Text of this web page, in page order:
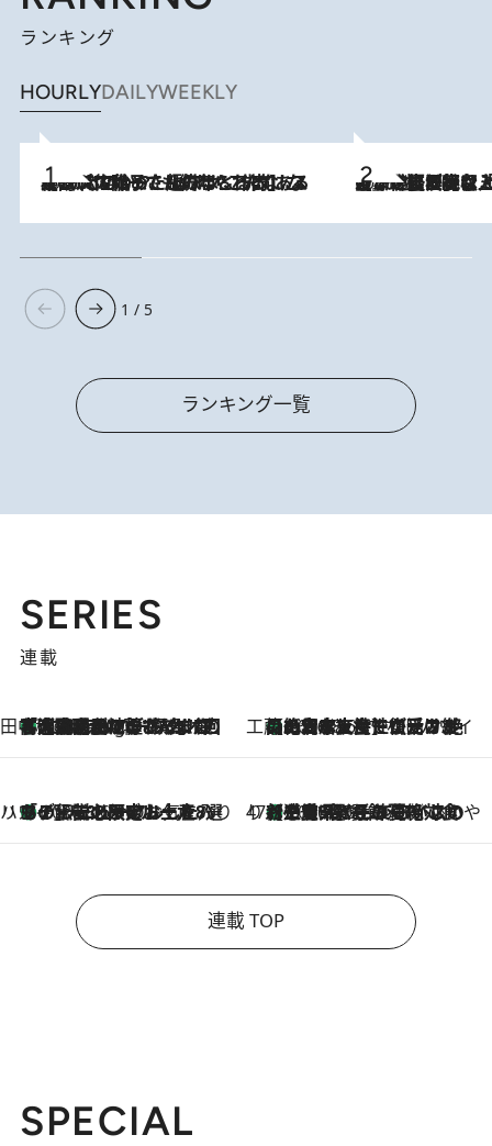
ランキング
HOURLYDAILYWEEKLY
2026.8.5
【阿川佐和子さんの年とる力】なぜ70代で始めた趣味は“こんなに楽しい”のか？ ピアノ、俳句…スランプに陥っても続けられる“ある秘訣”とは 2026.8.5
【なぜ吉沢亮は「気配を消せる」のか？】興行収入208億の『国宝』を経て挑むミュージカル『ディア・エヴァン・ハンセン』。トップ俳優が舞台上でさらけ出した“孤独”とは
1 / 5
ランキング一覧
SERIES
連載
田中稲の勝手に再ブーム
1 Hour Ago
「湘南乃風に憧れて」観客大盛上がりの“タオル回し”に、ラッパー顔負けの高速歌唱まで…さだまさし（74）のアグレッシブすぎる現在地 工藤まやのおもてなしハワイ
2026.8.6
【ハワイ土産】ローカルの絶大な支持で復活！ 絶品の幻クッキー《元ファンの日本人女性が受け継いだ名店》
ハワイ賢者 リサのお気に入りリスト2026.8.6
あの伝説の限定トートも！ リニューアルした「ディーン＆デルーカ ハワイ」で必須のお土産8選 47都道府県の手みやげ ひんやりスイーツで夏を満喫
2026.8.6
【三重県】この夏絶対食べたい 冷やしておいしいおやつ3選 お餅×アイスの新感覚スイーツ
連載 TOP
SPECIAL